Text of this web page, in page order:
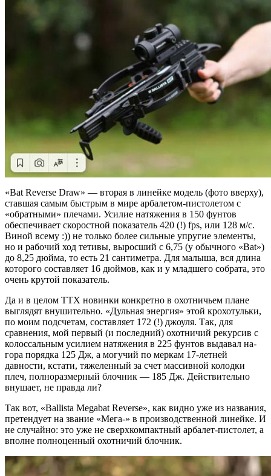
«Bat Reverse Draw» — вторая в линейке модель (фото вверху),
ставшая самым быстрым в мире арбалетом-пистолетом с
«обратными» плечами. Усилие натяжения в 150 фунтов
обеспечивает скоростной показатель 420 (!) fps, или 128 м/с.
Виной всему :)) не только более сильные упругие элементы,
но и рабочий ход тетивы, выросший с 6,75 (у обычного «Bat»)
до 8,25 дюйма, то есть 21 сантиметра. Для малыша, вся длина
которого составляет 16 дюймов, как и у младшего собрата, это
очень крутой показатель.
Да и в целом ТТХ новинки конкретно в охотничьем плане
выглядят внушительно. «Дульная энергия» этой крохотульки,
по моим подсчетам, составляет 172 (!) джоуля. Так, для
сравнения, мой первый (и последний) охотничий рекурсив с
колоссальным усилием натяжения в 225 фунтов выдавал на-
гора порядка 125 Дж, а могучий по меркам 17-летней
давности, кстати, тяжеленный за счет массивной колодки
плеч, полноразмерный блочник — 185 Дж. Действительно
внушает, не правда ли?
Так вот, «Ballista Megabat Reverse», как видно уже из названия,
претендует на звание «Мега-» в производственной линейке. И
не случайно: это уже не сверхкомпактный арбалет-пистолет, а
вполне полноценный охотничий блочник.